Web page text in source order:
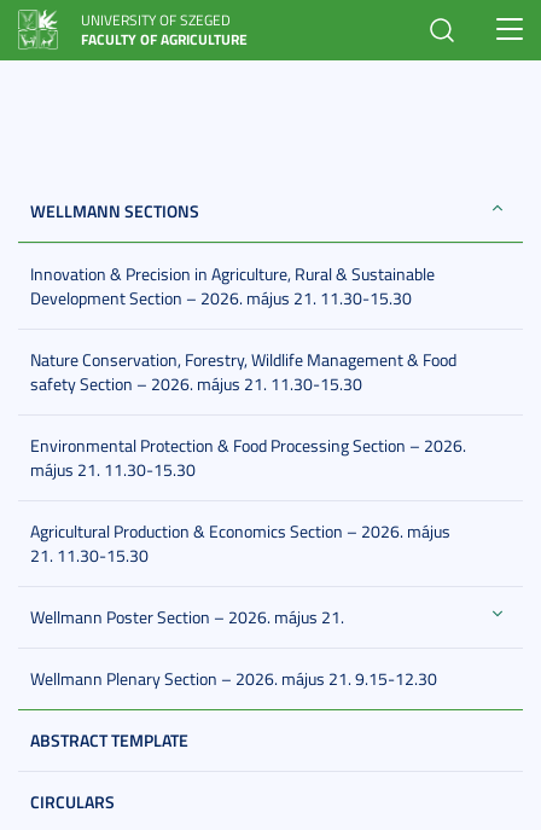
UNIVERSITY OF SZEGED
FACULTY OF AGRICULTURE
WELLMANN SECTIONS
Innovation & Precision in Agriculture, Rural & Sustainable
Development Section – 2026. május 21. 11.30-15.30
Nature Conservation, Forestry, Wildlife Management & Food
safety Section – 2026. május 21. 11.30-15.30
Environmental Protection & Food Processing Section – 2026.
május 21. 11.30-15.30
Agricultural Production & Economics Section – 2026. május
21. 11.30-15.30
Wellmann Poster Section – 2026. május 21.
Wellmann Plenary Section – 2026. május 21. 9.15-12.30
ABSTRACT TEMPLATE
CIRCULARS